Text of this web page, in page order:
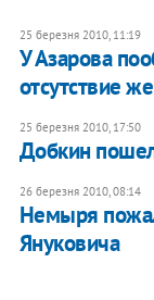
25 березня 2010, 11:19
У Азарова
отсутствие
25 березня 2010, 17:50
Добкин
26 березня 2010, 08:14
Немыря
Януковича